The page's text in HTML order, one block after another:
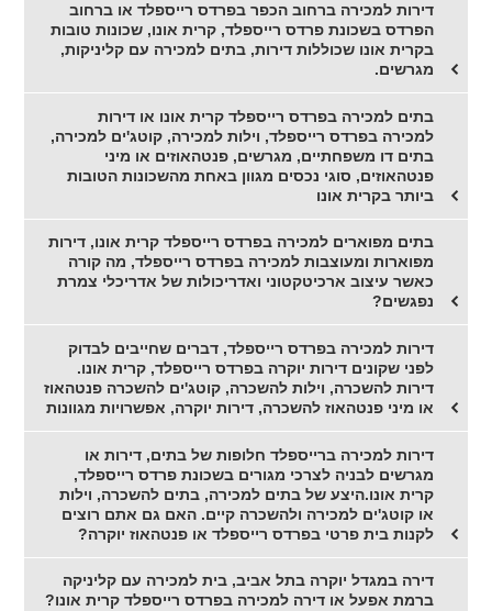
דירות למכירה ברחוב הכפר בפרדס רייספלד או ברחוב
הפרדס בשכונת פרדס רייספלד, קרית אונו, שכונות טובות
בקרית אונו שכוללות דירות, בתים למכירה עם קליניקות,
מגרשים.
בתים למכירה בפרדס רייספלד קרית אונו או דירות
למכירה בפרדס רייספלד, וילות למכירה, קוטג'ים למכירה,
בתים דו משפחתיים, מגרשים, פנטהאוזים או מיני
פנטהאוזים, סוגי נכסים מגוון באחת מהשכונות הטובות
ביותר בקרית אונו
בתים מפוארים למכירה בפרדס רייספלד קרית אונו, דירות
מפוארות ומעוצבות למכירה בפרדס רייספלד, מה קורה
כאשר עיצוב ארכיטקטוני ואדריכולות של אדריכלי צמרת
נפגשים?
דירות למכירה בפרדס רייספלד, דברים שחייבים לבדוק
לפני שקונים דירות יוקרה בפרדס רייספלד, קרית אונו.
דירות להשכרה, וילות להשכרה, קוטג'ים להשכרה פנטהאוז
או מיני פנטהאוז להשכרה, דירות יוקרה, אפשרויות מגוונות
דירות למכירה ברייספלד חלופות של בתים, דירות או
מגרשים לבניה לצרכי מגורים בשכונת פרדס רייספלד,
קרית אונו.היצע של בתים למכירה, בתים להשכרה, וילות
או קוטג'ים למכירה ולהשכרה קיים. האם גם אתם רוצים
לקנות בית פרטי בפרדס רייספלד או פנטהאוז יוקרה?
דירה במגדל יוקרה בתל אביב, בית למכירה עם קליניקה
ברמת אפעל או דירה למכירה בפרדס רייספלד קרית אונו?